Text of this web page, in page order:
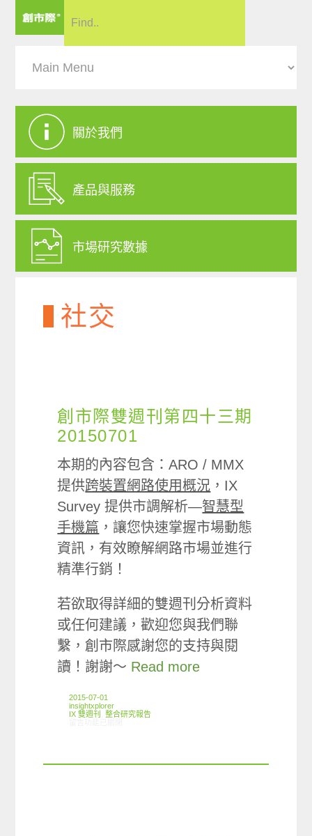
關於我們
產品與服務
市場研究數據
社交
創市際雙週刊第四十三期
20150701
本期的內容包含：ARO / MMX
提供跨裝置網路使用概況 ，IX
Survey 提供市調解析—智慧型
手機篇 ，讓您快速掌握市場動態
資訊，有效瞭解網路市場並進行
精準行銷！
若欲取得詳細的雙週刊分析資料
或任何建議，歡迎您與我們聯
繫，創市際感謝您的支持與閱
讀！謝謝～ Read more
2015-07-01
insightxplorer
IX 雙週刊
,整合研究報告